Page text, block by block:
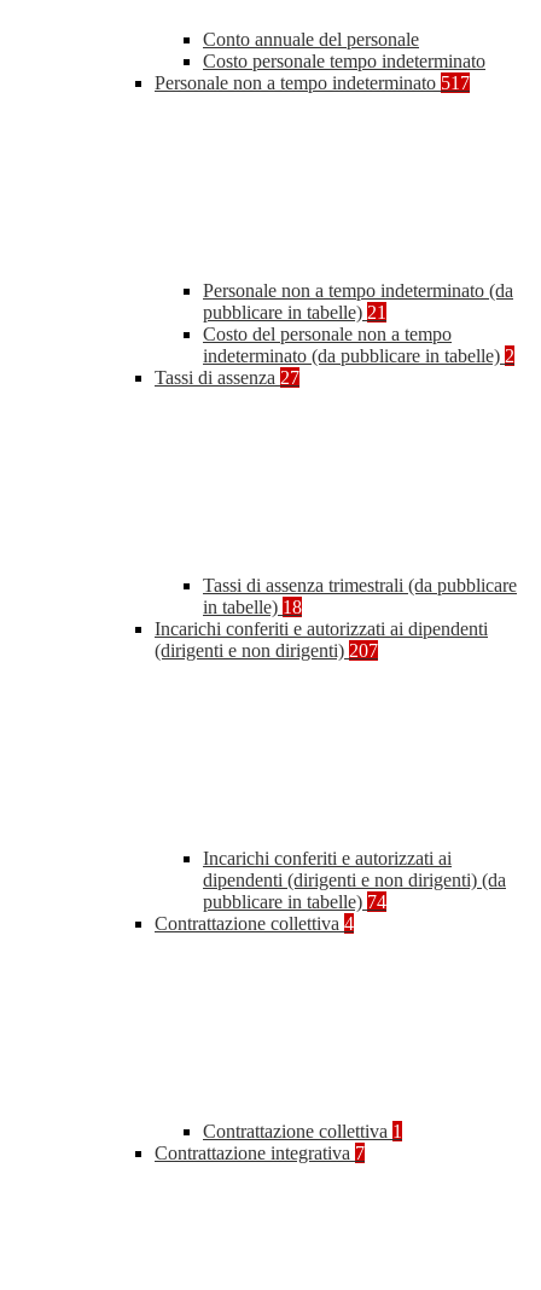
Conto annuale del personale
Costo personale tempo indeterminato
Personale non a tempo indeterminato 517
Personale non a tempo indeterminato (da
pubblicare in tabelle) 21
Costo del personale non a tempo
indeterminato (da pubblicare in tabelle) 2
Tassi di assenza 27
Tassi di assenza trimestrali (da pubblicare
in tabelle) 18
Incarichi conferiti e autorizzati ai dipendenti
(dirigenti e non dirigenti) 207
Incarichi conferiti e autorizzati ai
dipendenti (dirigenti e non dirigenti) (da
pubblicare in tabelle) 74
Contrattazione collettiva 4
Contrattazione collettiva 1
Contrattazione integrativa 7